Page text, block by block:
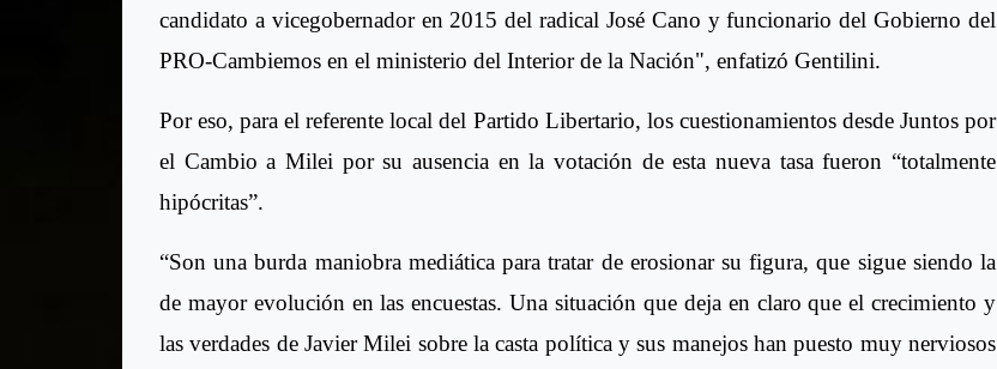
candidato a vicegobernador en 2015 del radical José Cano y funcionario del Gobierno del
PRO-Cambiemos en el ministerio del Interior de la Nación", enfatizó Gentilini.
Por eso, para el referente local del Partido Libertario, los cuestionamientos desde Juntos por
el Cambio a Milei por su ausencia en la votación de esta nueva tasa fueron “totalmente
hipócritas”.
“Son una burda maniobra mediática para tratar de erosionar su figura, que sigue siendo la
de mayor evolución en las encuestas. Una situación que deja en claro que el crecimiento y
las verdades de Javier Milei sobre la casta política y sus manejos han puesto muy nerviosos